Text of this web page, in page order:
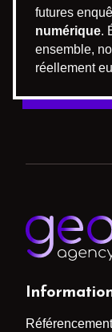
futures
numérique.
ensemble,
réellement